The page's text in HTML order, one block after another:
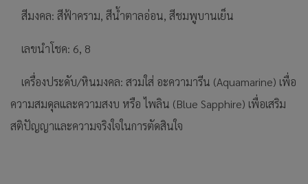
สีมงคล: สีฟ้าคราม, สีน้ำตาลอ่อน, สีชมพูบานเย็น
เลขนำโชค: 6, 8
เครื่องประดับ/หินมงคล: สวมใส่ อะความารีน (Aquamarine) เพื่อ
ความสมดุลและความสงบ หรือ ไพลิน (Blue Sapphire) เพื่อเสริม
สติปัญญาและความจริงใจในการตัดสินใจ